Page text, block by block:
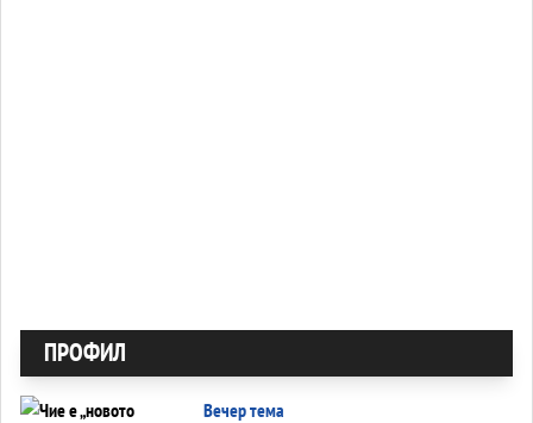
ПРОФИЛ
Вечер тема